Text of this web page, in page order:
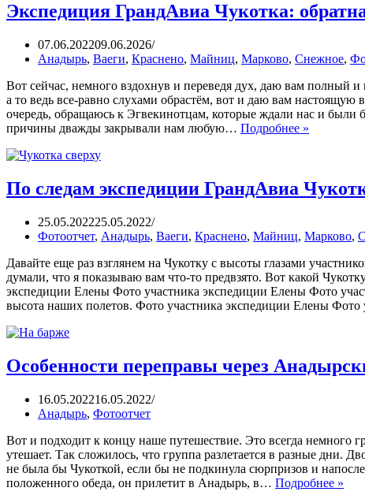
Экспедиция ГрандАвиа Чукотка:
07.06.202209.06.2026
Анадырь, Ваеги, Краснено, Майниц, Марково, Снежное,
Вот сейчас, немного вздохнув и переведя дух, даю вам полный
а то ведь все-равно слухами обрастём, вот и даю вам
очередь, обращаюсь к Эгвекинотцам, которые ждали нас и
причины дважды закрывали нам любую… Подробнее »
По следам экспедиции ГрандАвиа
25.05.202225.05.2022
Фотоотчет, Анадырь, Ваеги, Краснено, Майниц, Марково,
Давайте еще раз взглянем на Чукотку с высоты глазами
думали, что я показываю вам что-то предвзято. Вот какой
экспедиции Елены Фото участника экспедиции Елены Фото
высота наших полетов. Фото участника экспедиции Елены
Особенности переправы через
16.05.202216.05.2022
Анадырь, Фотоотчет
Вот и подходит к концу наше путешествие. Это всегда немного
утешает. Так сложилось, что группа разлетается в разные дни.
не была бы Чукоткой, если бы не подкинула сюрпризов и
положенного обеда, он прилетит в Анадырь, в… Подробнее »